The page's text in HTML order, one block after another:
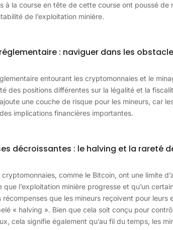
à la course en tête de cette course ont poussé de
de l’exploitation minière.
: naviguer dans les
entourant les cryptomonnaies et le
des positions différentes sur la légalité et la
une couche de risque pour les mineurs, car
implications financières importantes.
décroissantes : le halving et la rareté
comme le Bitcoin, ont une limite
que l’exploitation minière progresse et qu’un
récompenses que les mineurs reçoivent pour
« halving ». Bien que cela soit conçu pour
cela signifie également qu’au fil du temps, les